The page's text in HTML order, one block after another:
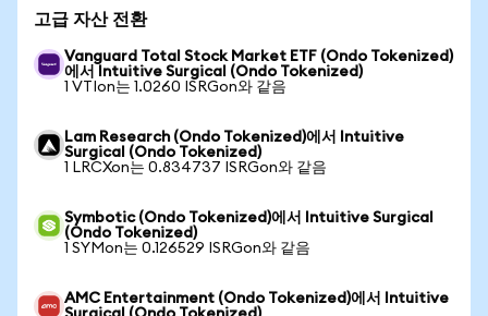
고급 자산 전환
Vanguard Total Stock Market ETF (Ondo Tokenized)
에서 Intuitive Surgical (Ondo Tokenized)
1 VTIon는 1.0260 ISRGon와 같음
Lam Research (Ondo Tokenized)에서 Intuitive
Surgical (Ondo Tokenized)
1 LRCXon는 0.834737 ISRGon와 같음
Symbotic (Ondo Tokenized)에서 Intuitive Surgical
(Ondo Tokenized)
1 SYMon는 0.126529 ISRGon와 같음
AMC Entertainment (Ondo Tokenized)에서 Intuitive